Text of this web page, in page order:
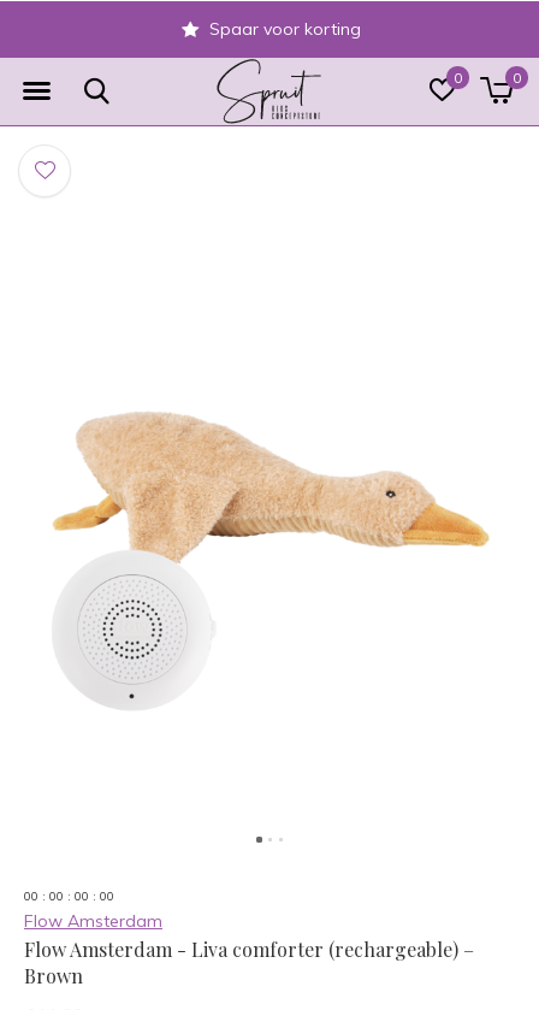
0 0
Spaar voor korting
00 : 00 : 00 : 00
Flow Amsterdam
Flow Amsterdam - Liva comforter (rechargeable) –
Brown